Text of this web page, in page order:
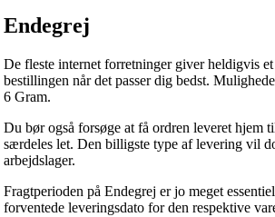
Endegrej
De fleste internet forretninger giver heldigvis
bestillingen når det passer dig bedst.
6 Gram.
Du bør også forsøge at få ordren leveret
særdeles let. Den billigste type af levering vil
arbejdslager.
Fragtperioden på Endegrej er jo meget
forventede leveringsdato for den respektive